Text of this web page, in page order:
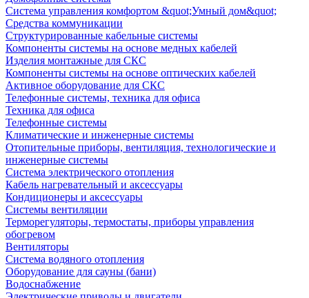
Система управления комфортом &quot;Умный дом&quot;
Средства коммуникации
Структурированные кабельные системы
Компоненты системы на основе медных кабелей
Изделия монтажные для СКС
Компоненты системы на основе оптических кабелей
Активное оборудование для СКС
Телефонные системы, техника для офиса
Техника для офиса
Телефонные системы
Климатические и инженерные системы
Отопительные приборы, вентиляция, технологические и
инженерные системы
Система электрического отопления
Кабель нагревательный и аксессуары
Кондиционеры и аксессуары
Системы вентиляции
Терморегуляторы, термостаты, приборы управления
обогревом
Вентиляторы
Система водяного отопления
Оборудование для сауны (бани)
Водоснабжение